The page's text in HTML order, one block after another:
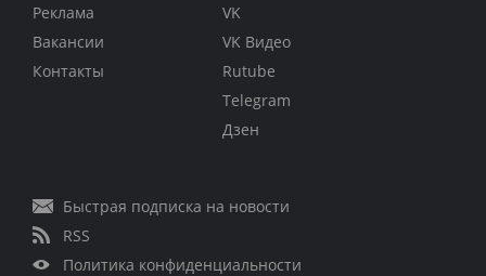
Реклама
Вакансии
Контакты
VK
VK Видео
Rutube
Telegram
Дзен
Быстрая подписка на новости
RSS
Политика конфиденциальности